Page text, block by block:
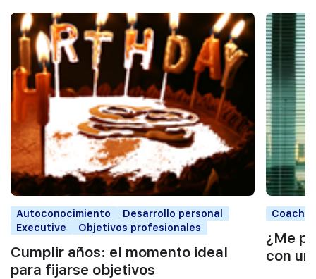
Autoconocimiento
Desarrollo personal
Executive
Objetivos profesionales
Cumplir años: el momento ideal
para fijarse objetivos
¿Me
con